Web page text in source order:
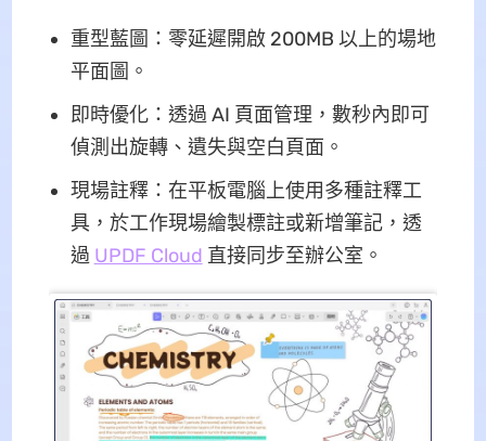
重型藍圖：零延遲開啟 200MB 以上的場地
平面圖。
即時優化：透過 AI 頁面管理，數秒內即可
偵測出旋轉、遺失與空白頁面。
現場註釋：在平板電腦上使用多種註釋工
具，於工作現場繪製標註或新增筆記，透
過 UPDF Cloud 直接同步至辦公室。